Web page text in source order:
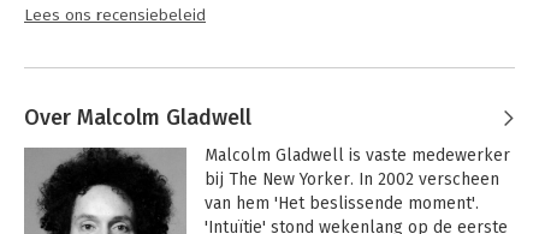
Lees ons recensiebeleid
Over Malcolm Gladwell
Malcolm Gladwell is vaste medewerker
bij The New Yorker. In 2002 verscheen
van hem 'Het beslissende moment'.
'Intuïtie' stond wekenlang op de eerste